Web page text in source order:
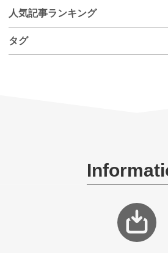
人気記事ランキング
タグ